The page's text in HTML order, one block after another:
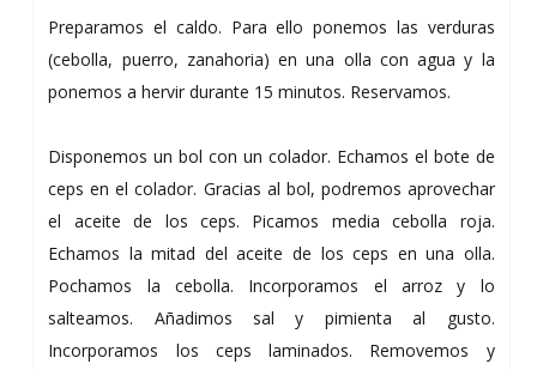
Preparamos el caldo. Para ello ponemos las verduras
(cebolla, puerro, zanahoria) en una olla con agua y la
ponemos a hervir durante 15 minutos. Reservamos.
Disponemos un bol con un colador. Echamos el bote de
ceps en el colador. Gracias al bol, podremos aprovechar
el aceite de los ceps. Picamos media cebolla roja.
Echamos la mitad del aceite de los ceps en una olla.
Pochamos la cebolla. Incorporamos el arroz y lo
salteamos. Añadimos sal y pimienta al gusto.
Incorporamos los ceps laminados. Removemos y